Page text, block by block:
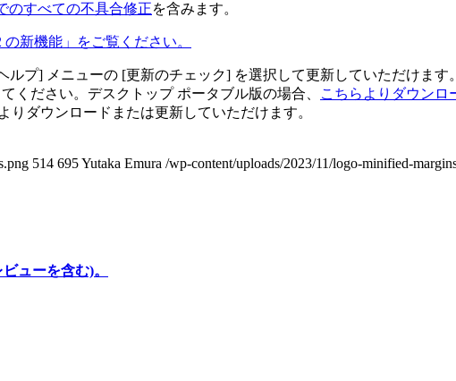
のすべての不具合修正を含みます。
新機能」をご覧ください。
プ] メニューの [更新のチェック] を選択して更新していただけます
ください。デスクトップ ポータブル版の場合、
こちらよりダウンロ
りダウンロードまたは更新していただけます。
514 695Yutaka Emura /wp-content/uploads/2023/11/logo-minified-
ューを含む)。